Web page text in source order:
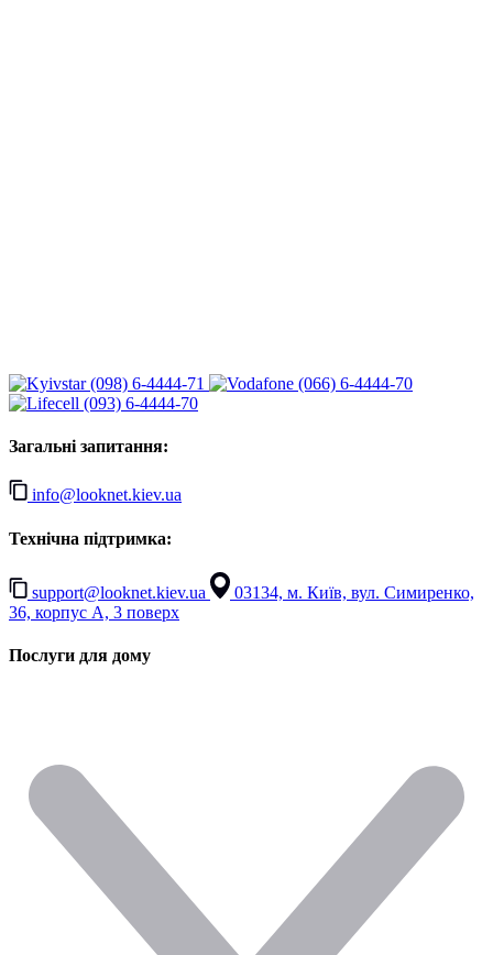
(098) 6-4444-71
(066) 6-4444-70
(093) 6-4444-70
Загальні запитання:
info@looknet.kiev.ua
Технічна підтримка:
support@looknet.kiev.ua
03134, м. Київ, вул. Симиренко,
36, корпус А, 3 поверх
Послуги для дому